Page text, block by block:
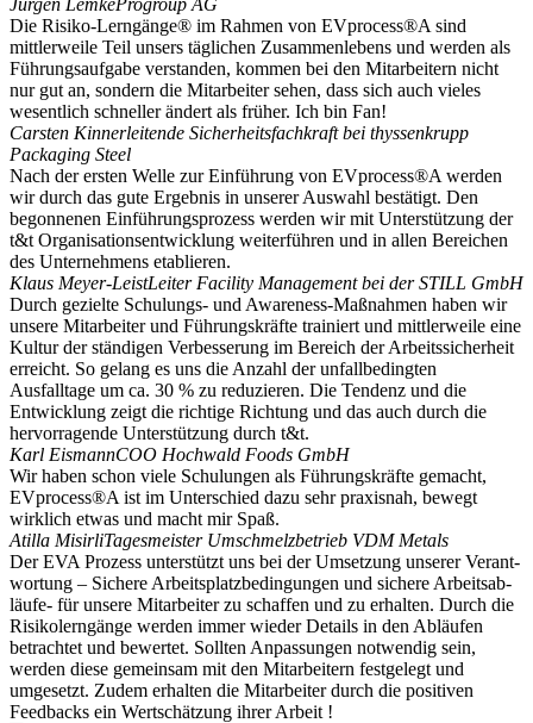
Die Risiko-Lerngänge® im Rahmen von EVprocess®A sind
mittler­weile Teil unsers täglichen Zusam­men­lebens und werden als
Führungs­aufgabe verstanden, kommen bei den Mitar­beitern nicht
nur gut an, sondern die Mitar­beiter sehen, dass sich auch vieles
wesentlich schneller ändert als früher. Ich bin Fan!
Carsten Kinnerleitende Sicher­heits­fach­kraft bei thyssen­krupp
Packaging Steel
Nach der ersten Welle zur Einführung von EVprocess®A werden
wir durch das gute Ergebnis in unserer Auswahl bestätigt. Den
begon­nenen Einfüh­rungs­prozess werden wir mit Unter­stützung der
t&t Organi­sa­ti­ons­ent­wicklung weiter­führen und in allen Bereichen
des Unter­nehmens etablieren.
Klaus Meyer-LeistLeiter Facility Management bei der STILL GmbH
Durch gezielte Schulungs- und Awareness-Maßnahmen haben wir
unsere Mitar­beiter und Führungs­kräfte trainiert und mittler­weile eine
Kultur der ständigen Verbes­serung im Bereich der Arbeits­si­cherheit
erreicht. So gelang es uns die Anzahl der unfall­be­dingten
Ausfalltage um ca. 30 % zu reduzieren. Die Tendenz und die
Entwicklung zeigt die richtige Richtung und das auch durch die
hervor­ra­gende Unter­stützung durch t&t.
Karl EismannCOO Hochwald Foods GmbH
Wir haben schon viele Schulungen als Führungs­kräfte gemacht,
EVprocess®A ist im Unter­schied dazu sehr praxisnah, bewegt
wirklich etwas und macht mir Spaß.
Atilla MisirliTages­meister Umschmelz­be­trieb VDM Metals
Der EVA Prozess unter­stützt uns bei der Umsetzung unserer Verant­
wortung – Sichere Arbeits­platz­be­din­gungen und sichere Arbeits­ab­
läufe- für unsere Mitar­beiter zu schaffen und zu erhalten. Durch die
Risiko­lern­gänge werden immer wieder Details in den Abläufen
betrachtet und bewertet. Sollten Anpas­sungen notwendig sein,
werden diese gemeinsam mit den Mitar­beitern festgelegt und
umgesetzt. Zudem erhalten die Mitar­beiter durch die positiven
Feedbacks ein Wertschätzung ihrer Arbeit !